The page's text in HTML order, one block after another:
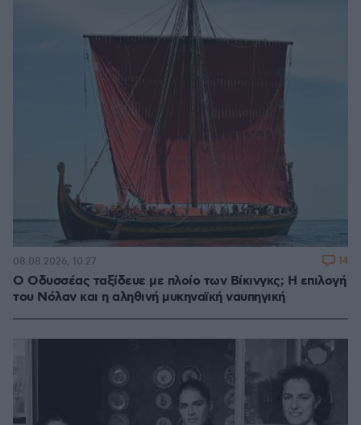
Ο Οδυσσέας ταξίδευε με πλοίο των Βίκινγκς; Η επιλογή
του Νόλαν και η αληθινή μυκηναϊκή ναυπηγική
08.08.2026, 10:27 14